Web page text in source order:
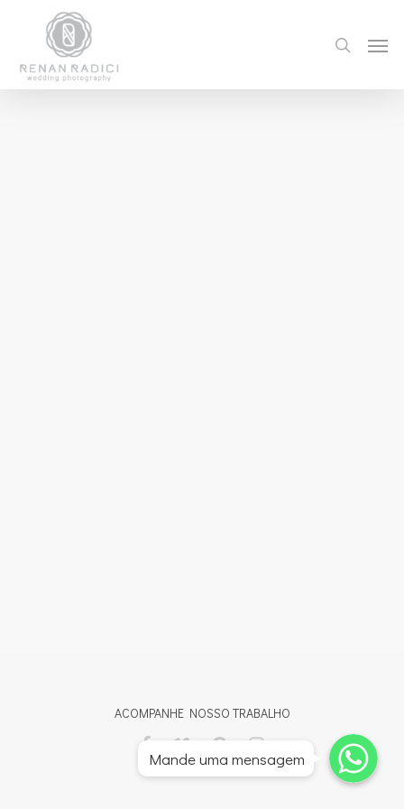
ACOMPANHE NOSSO TRABALHO
Whatsapp
Whatsapp
Whatsapp
Mande uma mensagem